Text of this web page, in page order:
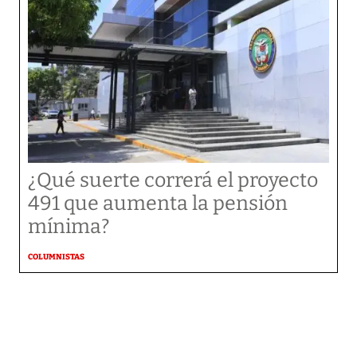
¿Qué suerte correrá el proyecto
491 que aumenta la pensión
mínima?
COLUMNISTAS